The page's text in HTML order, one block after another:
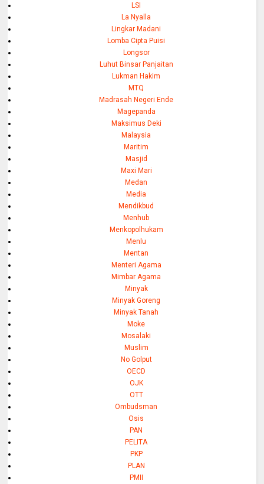
LSI
La Nyalla
Lingkar Madani
Lomba Cipta Puisi
Longsor
Luhut Binsar Panjaitan
Lukman Hakim
MTQ
Madrasah Negeri Ende
Magepanda
Maksimus Deki
Malaysia
Maritim
Masjid
Maxi Mari
Medan
Media
Mendikbud
Menhub
Menkopolhukam
Menlu
Mentan
Menteri Agama
Mimbar Agama
Minyak
Minyak Goreng
Minyak Tanah
Moke
Mosalaki
Muslim
No Golput
OECD
OJK
OTT
Ombudsman
Osis
PAN
PELITA
PKP
PLAN
PMII